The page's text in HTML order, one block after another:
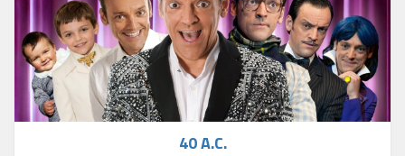
40 A.C.